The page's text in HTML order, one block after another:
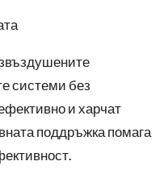
системи без
и харчат
поддръжка помага